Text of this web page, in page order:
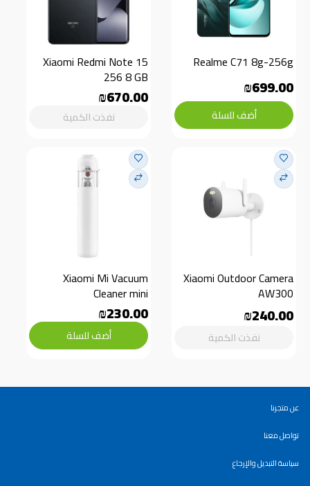
Realme C71 8g-256g
₪699.00
أضف للسلة
256 8 GB
₪670.00
نفذت الكمية
AW300
₪240.00
نفذت الكمية
Cleaner mini
₪230.00
أضف للسلة
عن متجرنا
تواصل معنا
سياسة التبديل والإرجاع